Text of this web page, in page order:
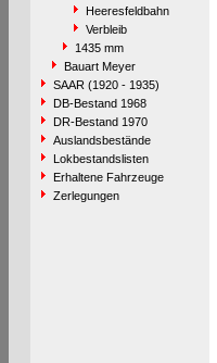
Heeresfeldbahn
Verbleib
1435 mm
Bauart Meyer
SAAR (1920 - 1935)
DB-Bestand 1968
DR-Bestand 1970
Auslandsbestände
Lokbestandslisten
Erhaltene Fahrzeuge
Zerlegungen